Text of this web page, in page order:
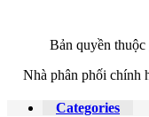
Bản quyền thuộc
Nhà phân phối chính
Categories